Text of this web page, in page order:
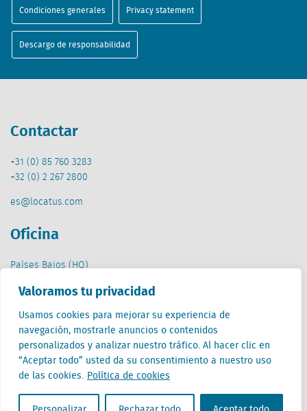
Valoramos tu privacidad
Usamos cookies para mejorar su experiencia de
navegación, mostrarle anuncios o contenidos
personalizados y analizar nuestro tráfico. Al hacer clic en
“Aceptar todo” usted da su consentimiento a nuestro uso
de las cookies. Política de cookies
Condiciones generales Privacy statement
Descargo de responsabilidad
Contactar
+31 (0) 85 760 3283
+32 (0) 2 267 2800
es@locatus.com
Oficina
Países Bajos (HQ)
Stationsplein 32
3511 ED Utrecht